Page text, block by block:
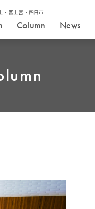
・富士宮・四日市
Column News